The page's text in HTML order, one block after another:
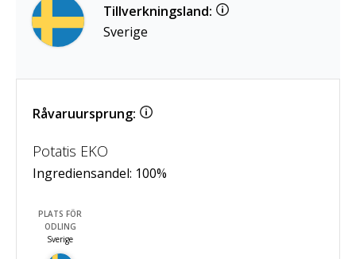
Tillverkningsland:
Sverige
Råvaruursprung:
Potatis EKO
Ingrediensandel: 100%
PLATS FÖR
ODLING
Sverige